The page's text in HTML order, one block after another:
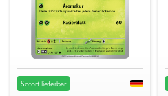
Sofort lieferbar